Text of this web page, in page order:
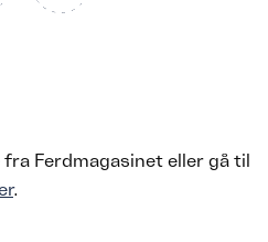
fra Ferdmagasinet eller gå til
.